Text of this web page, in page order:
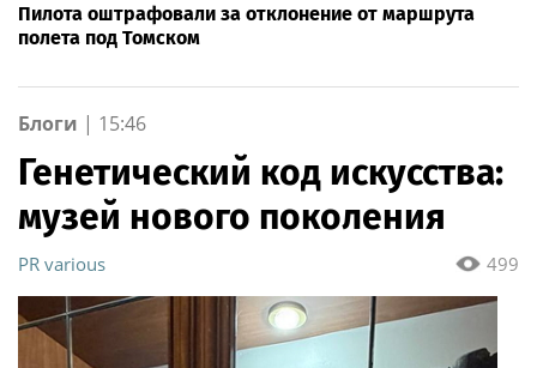
Пилота оштрафовали за отклонение от маршрута
полета под Томском
Блоги | 15:46
Генетический код искусства:
музей нового поколения
499
PR various